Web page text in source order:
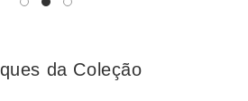
da Coleção